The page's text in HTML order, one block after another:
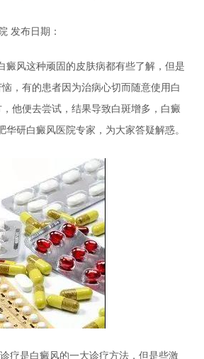
发布日期：
风这种顽固的皮肤病都有些了解，但是
，有的患者因为治病心切而随意使用白
他便去尝试，结果导致白斑增多，白癜
华研白癜风医院专家，为大家答疑解惑。
是白癜风的一大诊疗方法，但是些激